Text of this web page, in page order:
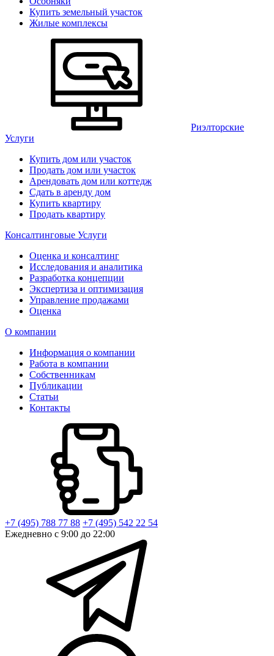
Купить земельный участок
Жилые комплексы
Риэлторские
Услуги
Купить дом или участок
Продать дом или участок
Арендовать дом или коттедж
Сдать в аренду дом
Купить квартиру
Продать квартиру
Консалтинговые Услуги
Оценка и консалтинг
Исследования и аналитика
Разработка концепции
Экспертиза и оптимизация
Управление продажами
Оценка
О компании
Информация о компании
Работа в компании
Собственникам
Публикации
Статьи
Контакты
+7 (495) 788 77 88 +7 (495) 542 22 54
Ежедневно с 9:00 до 22:00